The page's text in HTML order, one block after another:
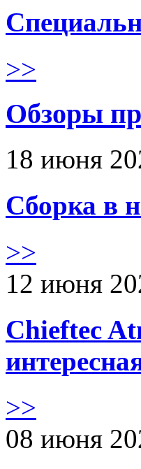
>>
Обзоры
18 июня
Сборка в
>>
12 июня
Chieftec
>>
08 июня